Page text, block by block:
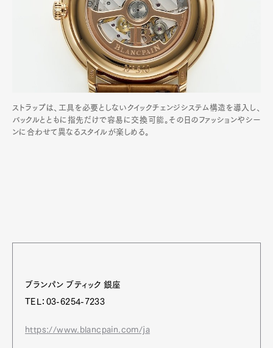
ストラップは、工具を必要としないクイックチェンジシステム構造を導入し、
バックルとともに指先だけで容易に交換可能。その日のファッションやシー
ンに合わせて異なるスタイルが楽しめる。
ブランパン ブティック 銀座
TEL：03-6254-7233
https://www.blancpain.com/ja